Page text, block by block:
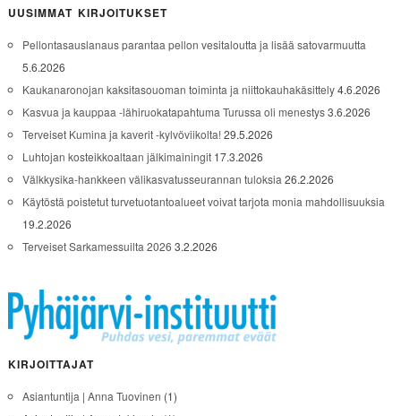
UUSIMMAT KIRJOITUKSET
Pellontasauslanaus parantaa pellon vesitaloutta ja lisää satovarmuutta
5.6.2026
Kaukanaronojan kaksitasouoman toiminta ja niittokauhakäsittely4.6.2026
Kasvua ja kauppaa -lähiruokatapahtuma Turussa oli menestys3.6.2026
Terveiset Kumina ja kaverit -kylvöviikolta!29.5.2026
Luhtojan kosteikkoaltaan jälkimainingit 17.3.2026
Välkkysika-hankkeen välikasvatusseurannan tuloksia 26.2.2026
Käytöstä poistetut turvetuotantoalueet voivat tarjota monia mahdollisuuksia
19.2.2026
Terveiset Sarkamessuilta 2026 3.2.2026
KIRJOITTAJAT
Asiantuntija | Anna Tuovinen (1)